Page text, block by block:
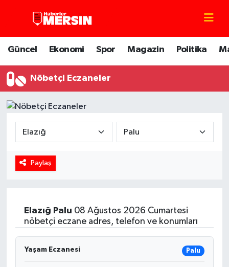
Güncel Ekonomi Spor Magazin Politika
Nöbetçi Eczaneler
Paylaş
Elazığ Palu 08 Ağustos 2026 Cumartesi
nöbetçi eczane adres, telefon ve konumları
Yaşam Eczanesi Palu
Mersin Nöbetçi Eczaneler
Mersin Hava Durumu
Mersin Trafik Yoğunluk Haritası
Tüm Manşetler
Son Dakika Haberleri